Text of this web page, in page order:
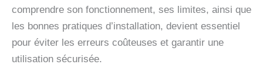
comprendre son fonctionnement, ses limites, ainsi que
les bonnes pratiques d’installation, devient essentiel
pour éviter les erreurs coûteuses et garantir une
utilisation sécurisée.